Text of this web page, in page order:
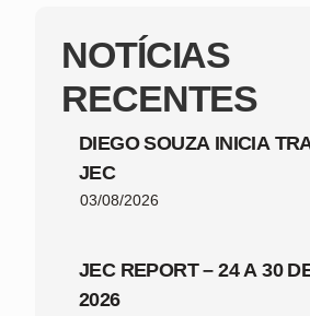
NOTÍCIAS
RECENTES
DIEGO SOUZA INICIA
JEC
03/08/2026
JEC REPORT – 24 A 30
2026